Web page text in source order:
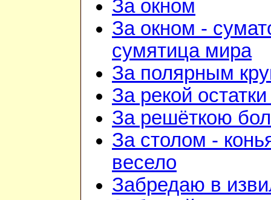
За окном
За окном -
сумятица мира
За полярным
За рекой
За решёткою
За столом -
весело
Забредаю в